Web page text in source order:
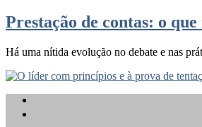
Prestação de contas: o
Há uma nítida evolução no debate e nas